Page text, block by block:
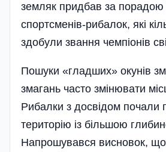
земляк придбав за порадою
спортсменів-рибалок, які
здобули звання чемпіонів
Пошуки «гладших» окунів
змагань часто змінювати
Рибалки з досвідом почали
територію із більшою
Напрошувався висновок,